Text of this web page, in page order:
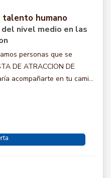
humano
nivel medio en las
personas que se
DE ATRACCION DE
acompañarte en tu cami...